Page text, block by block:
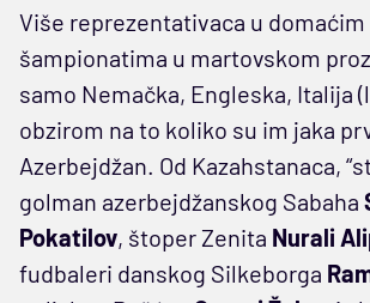
Više reprezentativaca u domaćim
šampionatima u martovskom
samo Nemačka, Engleska, Italija
obzirom na to koliko su im jaka
Azerbejdžan. Od Kazahstanaca,
golman azerbejdžanskog Sabaha
Pokatilov, štoper Zenita Nurali
fudbaleri danskog Silkeborga